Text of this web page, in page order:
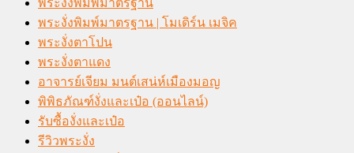
พระงั่งพิมพ์มาตรฐาน
พระงั่งพิมพ์มาตรฐาน | โมเดิร์น เมจิค
พระงั่งตาโปน
พระงั่งตาแดง
อาจารย์เจียม มนต์เสน่ห์เมืองมอญ
พิพิธภัณฑ์งั่งและเป๋อ (ออนไลน์)
รับซื้องั่งและเป๋อ
รีวิวพระงั่ง